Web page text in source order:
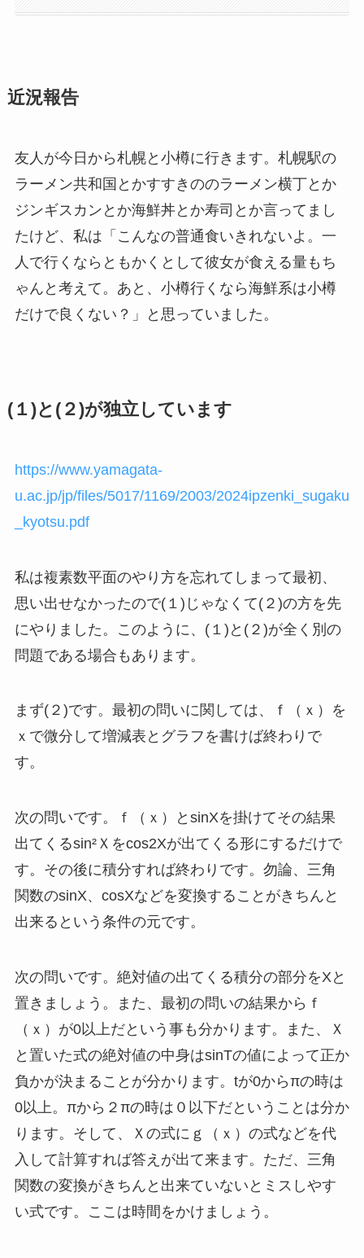
近況報告
友人が今日から札幌と小樽に行きます。札幌駅の
ラーメン共和国とかすすきののラーメン横丁とか
ジンギスカンとか海鮮丼とか寿司とか言ってまし
たけど、私は「こんなの普通食いきれないよ。一
人で行くならともかくとして彼女が食える量もち
ゃんと考えて。あと、小樽行くなら海鮮系は小樽
だけで良くない？」と思っていました。
(１)と(２)が独立しています
https://www.yamagata-
u.ac.jp/jp/files/5017/1169/2003/2024ipzenki_sugaku
_kyotsu.pdf
私は複素数平面のやり方を忘れてしまって最初、
思い出せなかったので(１)じゃなくて(２)の方を先
にやりました。このように、(１)と(２)が全く別の
問題である場合もあります。
まず(２)です。最初の問いに関しては、ｆ（ｘ）を
ｘで微分して増減表とグラフを書けば終わりで
す。
次の問いです。ｆ（ｘ）とsinXを掛けてその結果
出てくるsin²Ｘをcos2Xが出てくる形にするだけで
す。その後に積分すれば終わりです。勿論、三角
関数のsinX、cosXなどを変換することがきちんと
出来るという条件の元です。
次の問いです。絶対値の出てくる積分の部分をXと
置きましょう。また、最初の問いの結果からｆ
（ｘ）が0以上だという事も分かります。また、Ｘ
と置いた式の絶対値の中身はsinTの値によって正か
負かが決まることが分かります。tが0からπの時は
0以上。πから２πの時は０以下だということは分か
ります。そして、Ｘの式にｇ（ｘ）の式などを代
入して計算すれば答えが出て来ます。ただ、三角
関数の変換がきちんと出来ていないとミスしやす
い式です。ここは時間をかけましょう。